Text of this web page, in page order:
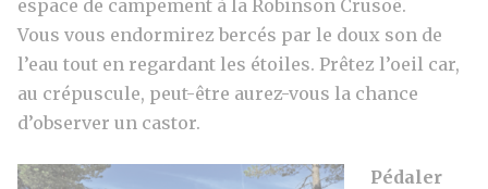
espace de campement à la Robinson Crusoë.
Vous vous endormirez bercés par le doux son de
l’eau tout en regardant les étoiles. Prêtez l’oeil car,
au crépuscule, peut-être aurez-vous la chance
d’observer un castor.
Pédaler